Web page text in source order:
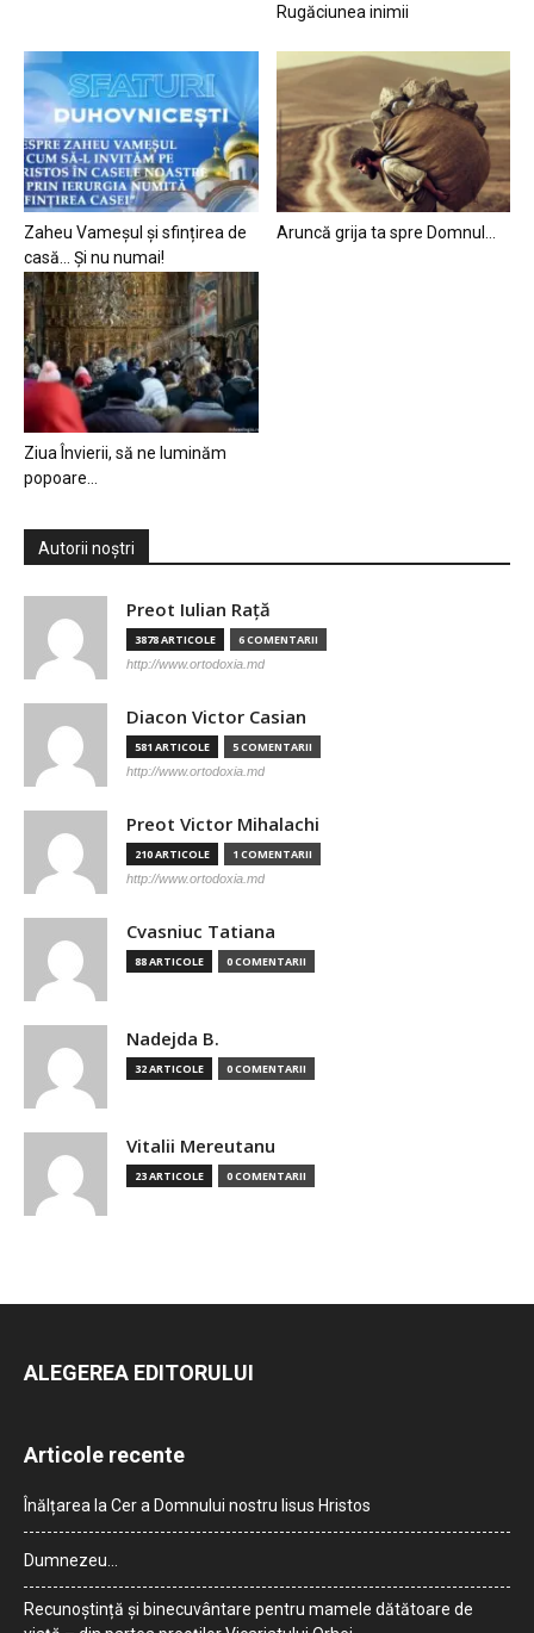
Rugăciunea inimii
Zaheu Vameșul și sfințirea de
casă… Și nu numai!
Aruncă grija ta spre Domnul…
Ziua Învierii, să ne luminăm
popoare…
Autorii noștri
Preot Iulian Raţă
3878 ARTICOLE 6 COMENTARII
http://www.ortodoxia.md
Diacon Victor Casian
581 ARTICOLE 5 COMENTARII
http://www.ortodoxia.md
Preot Victor Mihalachi
210 ARTICOLE 1 COMENTARII
http://www.ortodoxia.md
Cvasniuc Tatiana
88 ARTICOLE 0 COMENTARII
Nadejda B.
32 ARTICOLE 0 COMENTARII
Vitalii Mereutanu
23 ARTICOLE 0 COMENTARII
ALEGEREA EDITORULUI
Articole recente
Înălțarea la Cer a Domnului nostru Iisus Hristos
Dumnezeu…
Recunoștință și binecuvântare pentru mamele dătătoare de